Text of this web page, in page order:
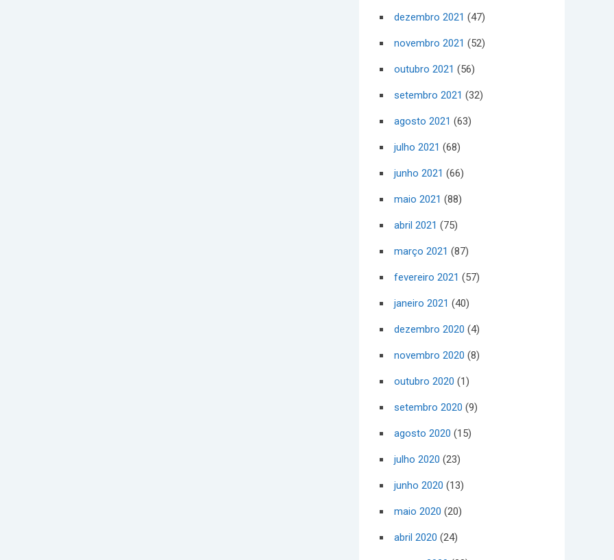
dezembro 2021 (47)
novembro 2021 (52)
outubro 2021 (56)
setembro 2021 (32)
agosto 2021 (63)
julho 2021 (68)
junho 2021 (66)
maio 2021 (88)
abril 2021 (75)
março 2021 (87)
fevereiro 2021 (57)
janeiro 2021 (40)
dezembro 2020 (4)
novembro 2020 (8)
outubro 2020 (1)
setembro 2020 (9)
agosto 2020 (15)
julho 2020 (23)
junho 2020 (13)
maio 2020 (20)
abril 2020 (24)